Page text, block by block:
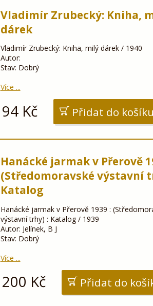
Vladimír Zrubecký: Kniha,
dárek
Vladimír Zrubecký: Kniha, milý dárek / 1940
Autor:
Stav: Dobrý
Více ...
94Kč Přidat do košíku
Hanácké jarmak v Přerově
(Středomoravské výstavní
Katalog
Hanácké jarmak v Přerově 1939 :
výstavní trhy) : Katalog / 1939
Autor: Jelínek, B J
Stav: Dobrý
Více ...
200 Kč Přidat do